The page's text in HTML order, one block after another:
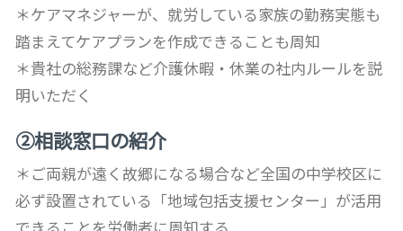
＊ケアマネジャーが、就労している家族の勤務実態も
踏まえてケアプランを作成できることも周知
＊貴社の総務課など介護休暇・休業の社内ルールを説
明いただく
②相談窓口の紹介
＊ご両親が遠く故郷になる場合など全国の中学校区に
必ず設置されている「地域包括支援センター」が活用